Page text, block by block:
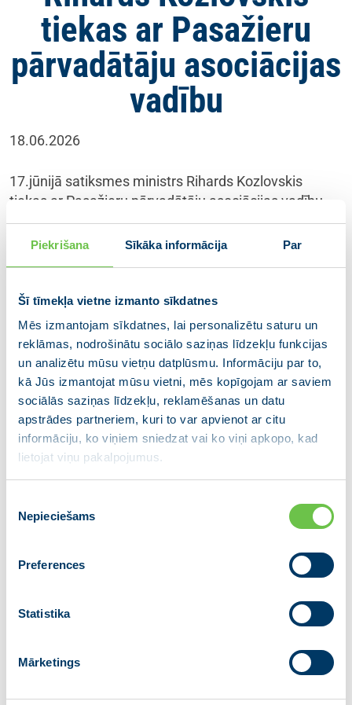
Piekrišana Sīkāka informācija Par
Šī tīmekļa vietne izmanto sīkdatnes
Mēs izmantojam sīkdatnes, lai personalizētu saturu un
reklāmas, nodrošinātu sociālo saziņas līdzekļu funkcijas
un analizētu mūsu vietņu datplūsmu. Informāciju par to,
kā Jūs izmantojat mūsu vietni, mēs kopīgojam ar saviem
sociālās saziņas līdzekļu, reklamēšanas un datu
apstrādes partneriem, kuri to var apvienot ar citu
informāciju, ko viņiem sniedzat vai ko viņi apkopo, kad
lietojat viņu pakalpojumus.
izvēle
Nepieciešams
Preferences
Statistika
Mārketings
tiekas ar Pasažieru
pārvadātāju asociācijas
vadību
18.06.2026
17.jūnijā satiksmes ministrs Rihards Kozlovskis
tiekas ar Pasažieru pārvadātāju asociācijas vadību,
lai uzklausītu nozares aktualitātes un pārrunātu
iespējamo rīcību plānu sabiedriskā transporta
Kozlovska prioritātēm.
Ministrs vēlas uzklausīt visas iesaistītās puses, jo
viņa ieskatā sadarbojoties ir jārod kompromiss, kas
mazinātu valsts budžeta slogu, finansiāli būtu
pieņemams pārvadātājiem, kā arī nodrošinātu ērtus
sabiedriskā transporta pakalpojumus iedzīvotājiem
visā valsts teritorijā.
Situācija reģionālo pasažieru pārvadājumu jomā
finansējumu 52,9 milj.eiro reģionālajiem autobusu
pārvadājumiem valsts uzdevums ir nodrošināt
braukšanas maksas atvieglojumus visām